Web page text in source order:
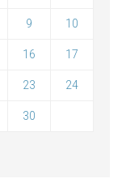
9 10
16 17
23 24
30